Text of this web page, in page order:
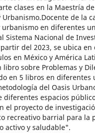
clases en la Maestría
de la
en diferentes
Sistema Nacional de
del 2023, se ubica en
en México y América
sobre Problemas y
en 5 libros en diferentes
del Oasis
diferentes espacios
el proyecto de
recreativo barrial para la
activo y saludable".